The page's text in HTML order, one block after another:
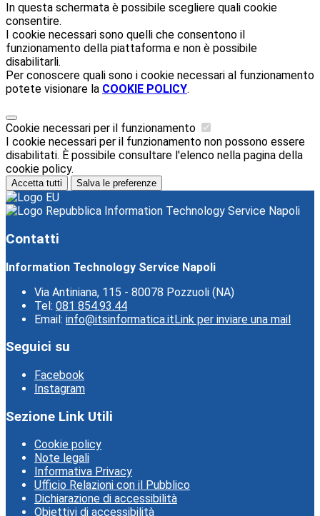
In questa schermata è possibile scegliere quali cookie
consentire.
I cookie necessari sono quelli che consentono il
funzionamento della piattaforma e non è possibile
disabilitarli.
Per conoscere quali sono i cookie necessari al funzionamento
potete visionare la COOKIE POLICY.
Cookie necessari per il funzionamento
I cookie necessari per il funzionamento non possono essere
disabilitati. È possibile consultare l'elenco nella pagina della
cookie policy.
Accetta tutti Salva le preferenze
Information Technology Service Napoli
Contatti
Information Technology Service Napoli
Via Antiniana, 115 - 80078 Pozzuoli (NA)
Tel: 081 854.93.44
Email: info@itsinformatica.itLink per inviare una mail
Seguici su
Facebook
Instagram
Sezione Link Utili
Cookie policy
Note legali
Informativa Privacy
Ufficio Relazioni con il Pubblico
Dichiarazione di accessibilità
Obiettivi di accessibilità